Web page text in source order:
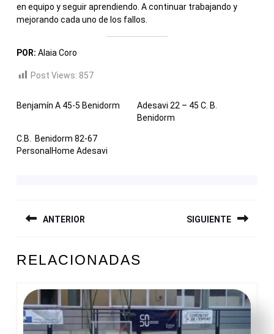
en equipo y seguir aprendiendo. A continuar trabajando y
mejorando cada uno de los fallos.
POR: Alaia Coro
Post Views: 857
Benjamín A 45-5 Benidorm
Adesavi 22 – 45 C. B.
Benidorm
C.B. Benidorm 82-67
PersonalHome Adesavi
DE
ANTERIOR
anterior:
SIGUIENTE
entrada:
RELACIONADAS